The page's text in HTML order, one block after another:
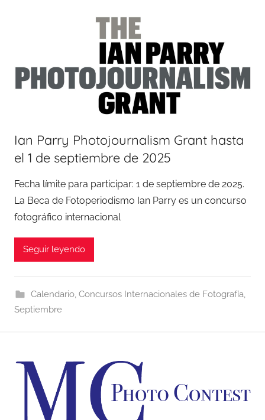
Ian Parry Photojournalism Grant hasta
el 1 de septiembre de 2025
Fecha límite para participar: 1 de septiembre de 2025.
La Beca de Fotoperiodismo Ian Parry es un concurso
fotográfico internacional
Seguir leyendo
Calendario, Concursos Internacionales de Fotografía,
Septiembre